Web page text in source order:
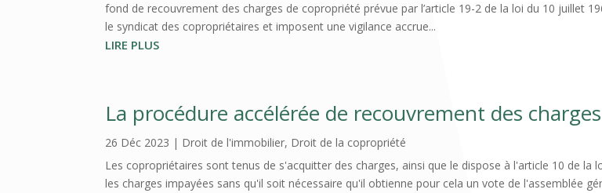
fond de recouvrement des charges de copropriété prévue par l’article 19-2 de la loi du 10 juillet
le syndicat des copropriétaires et imposent une vigilance accrue...
LIRE PLUS
La procédure accélérée de recouvrement des
26 Déc 2023 | Droit de l'immobilier, Droit de la copropriété
Les copropriétaires sont tenus de s'acquitter des charges, ainsi que le dispose à l'article 10 de
les charges impayées sans qu'il soit nécessaire qu'il obtienne pour cela un vote de l'assemblée